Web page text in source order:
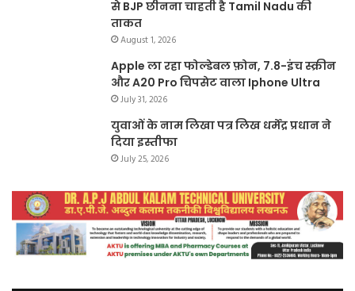
से BJP छीनना चाहती है Tamil Nadu की
ताकत
August 1, 2026
Apple ला रहा फोल्डेबल फ़ोन, 7.8-इंच स्क्रीन
और A20 Pro चिपसेट वाला Iphone Ultra
July 31, 2026
युवाओं के नाम लिखा पत्र लिख धर्मेंद्र प्रधान ने
दिया इस्तीफा
July 25, 2026